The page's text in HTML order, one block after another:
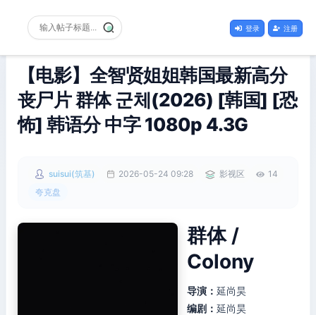
登录 注册
【电影】全智贤姐姐韩国最新高分
丧尸片 群体 군체(2026) [韩国] [恐
怖] 韩语分 中字 1080p 4.3G
suisui(筑基) 2026-05-24 09:28 影视区
14
夸克盘
群体 /
Colony
导演： 延尚昊
编剧： 延尚昊